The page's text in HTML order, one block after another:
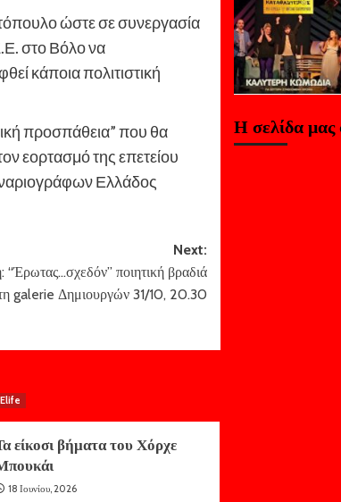
ώστε σε συνεργασία
στο Βόλο να
κάποια πολιτιστική
προσπάθεια” που θα
εορτασμό της επετείου
Ελλάδος
Next:
ποιητική βραδιά
galerie Δημιουργών 31/10, 20.30
Elife
είκοσι βήματα του Χόρχε
18 Ιουνίου, 2026
Η σελίδα